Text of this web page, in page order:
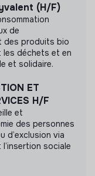
Sobriété
de
(H/F)
de
des produits bio
les déchets et en
et solidaire.
ET
H/F
et
des personnes
d’exclusion via
sociale